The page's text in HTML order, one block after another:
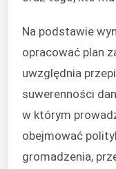
Na podstawie
opracować plan
uwzględnia
suwerenności
w którym
obejmować
gromadzenia,